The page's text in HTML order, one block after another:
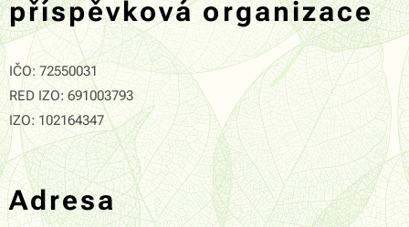
příspěvková organizace
IČO: 72550031
RED IZO: 691003793
IZO: 102164347
Adresa